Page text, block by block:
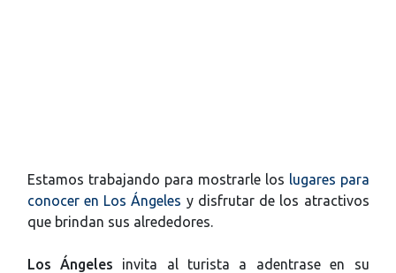
Estamos trabajando para mostrarle los lugares para
conocer en Los Ángeles y disfrutar de los atractivos
que brindan sus alrededores.
Los Ángeles invita al turista a adentrase en su